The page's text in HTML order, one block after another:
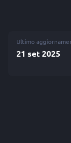
Ultimo
21 set 2025